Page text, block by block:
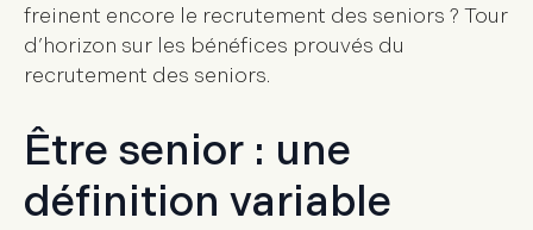
freinent encore le recrutement des seniors ? Tour
d’horizon sur les bénéfices prouvés du
recrutement des seniors.
Être senior : une
définition variable